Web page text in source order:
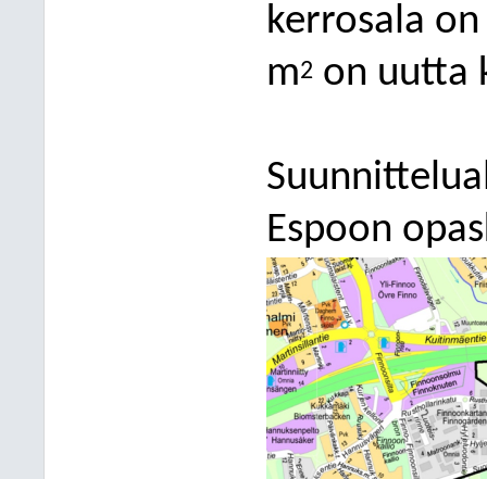
kerrosala
m2on uutta
Espoon